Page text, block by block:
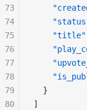
"title"
  }
]
73
74
75
76
77
78
79
80